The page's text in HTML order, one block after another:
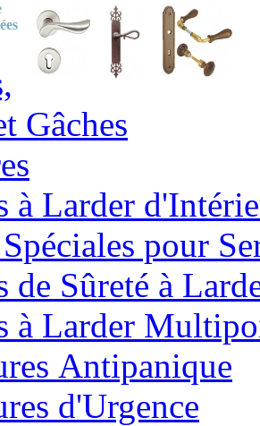
Gâches
à Larder
pour
de Sûreté à
à Larder
Antipanique
d'Urgence